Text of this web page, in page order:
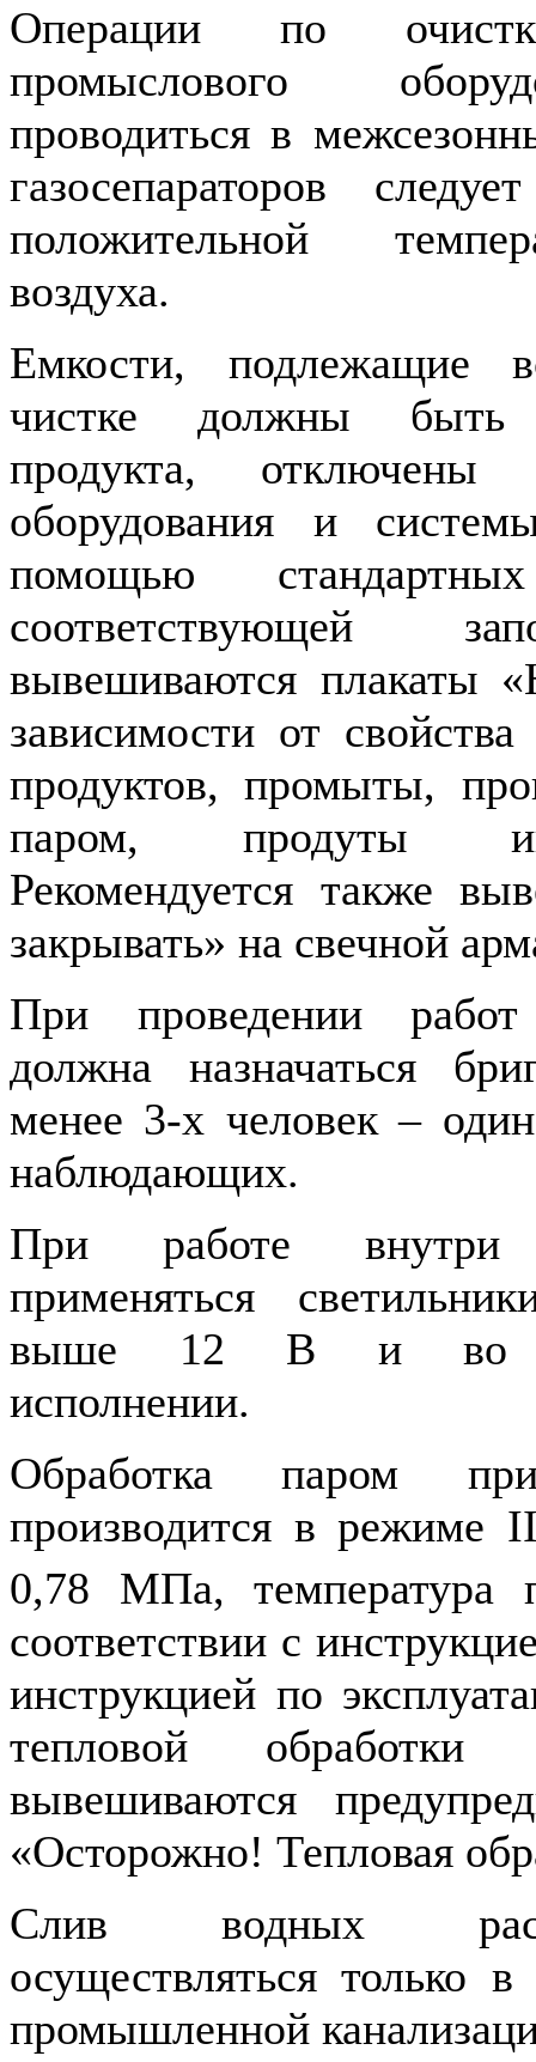
Операции по
промыслового
проводиться в
газосепараторов
положительной
воздуха.
Емкости, подлежащие
чистке должны быть
продукта, отключены
оборудования и
помощью
соответствующей
вывешиваются плакаты
зависимости от
продуктов, промыты,
паром, продуты
Рекомендуется также
закрывать» на свечной
При проведении
должна назначаться
менее 3-х человек –
наблюдающих.
При работе
применяться
выше 12 В и во
исполнении.
Обработка паром
производится в режиме
0,78 МПа,
соответствии с
инструкцией по
тепловой обработки
вывешиваются
«Осторожно! Тепловая
Слив водных
осуществляться только
промышленной